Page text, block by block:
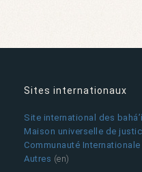
Sites internationaux
Site international des
Maison universelle de
Communauté Internationale
Autres (en)